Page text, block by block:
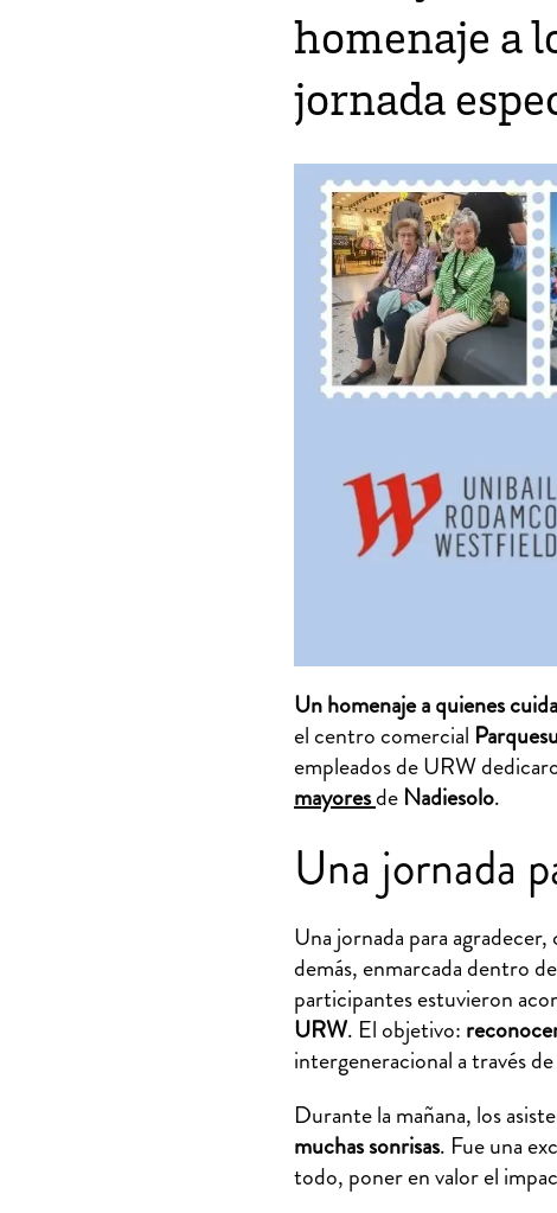
homenaje a
jornada
Un homenaje a quienes
el centro comercial
empleados de URW
mayoresde Nadiesolo.
Una jornada
Una jornada para
demás, enmarcada dentro
participantes estuvieron
URW. El objetivo:
intergeneracional a través
Durante la mañana, los
muchas sonrisas. Fue una
todo, poner en valor el